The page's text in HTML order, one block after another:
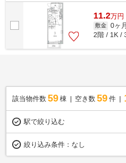
はエレベーター付きです。できるだけ早め...
11.2万円
敷金 0ヶ月
2階 / 1K /
該当物件数 59棟 空き数 59 件
駅で絞り込む
絞り込み条件： なし